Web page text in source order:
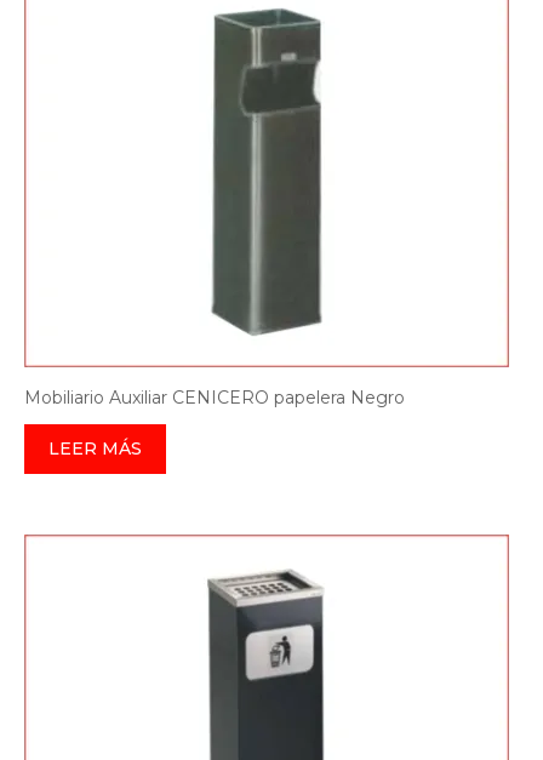
Mobiliario Auxiliar CENICERO papelera Negro
LEER MÁS